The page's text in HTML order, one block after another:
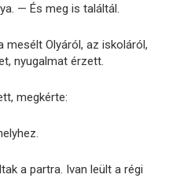
— És meg is találtál.
Olyáról, az iskoláról,
nyugalmat érzett.
megkérte:
a partra. Ivan leült a régi